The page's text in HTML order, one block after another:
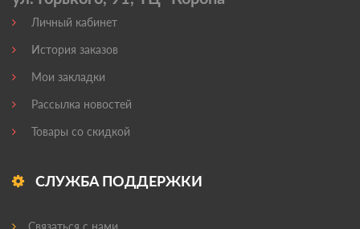
Личный кабинет
История заказов
Мои закладки
Рассылка новостей
Товары со скидкой
СЛУЖБА ПОДДЕРЖКИ